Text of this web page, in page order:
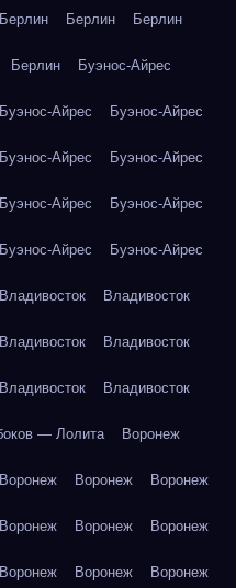
Берлин Берлин Берлин
Берлин Буэнос-Айрес
Буэнос-Айрес Буэнос-Айрес
Буэнос-Айрес Буэнос-Айрес
Буэнос-Айрес Буэнос-Айрес
Буэнос-Айрес Буэнос-Айрес
Владивосток Владивосток
Владивосток Владивосток
Владивосток Владивосток
— Лолита Воронеж
Воронеж Воронеж Воронеж
Воронеж Воронеж Воронеж
Воронеж Воронеж Воронеж